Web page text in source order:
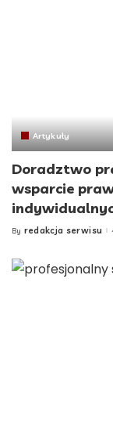
Artykuły
Doradztwo
wsparcie
Posted
By redakcja serwisu